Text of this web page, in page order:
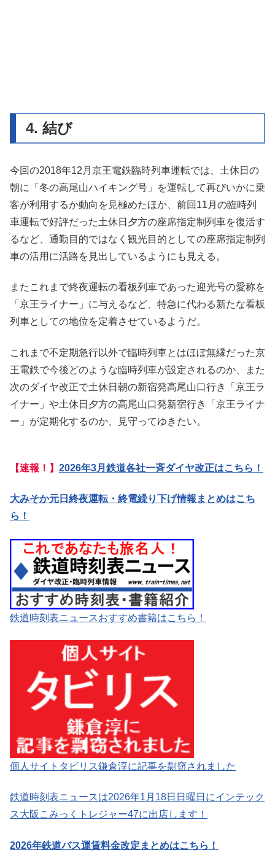
4. 結び
今回の2018年12月京王電鉄臨時列車運転では、土休日の
朝に「冬の高尾山ハイキング号」を運転して再びいかに乗
客が利用するか動向を見極めたほか、前回11月の臨時列
車運転で好評だった土休日夕方の座席指定制列車を復活す
るなど、通勤目的ではなく観光目的としての座席指定制列
車の活用に活路を見出しているようにも見える。
またこれまで終夜運転の看板列車であった迎光号の愛称を
「京王ライナー」に与えるなど、特急に代わる新たな看板
列車としての地位を定着させているようだ。
これまで不定期急行以外で臨時列車とはほぼ無縁だった京
王電鉄で今後どのような臨時列車が設定されるのか、また
次のダイヤ改正で土休日朝の新宿発高尾山口行き「京王ラ
イナー」や土休日夕方の高尾山口発新宿行き「京王ライナ
ー」が定期化するのか、見守ってゆきたい。
【速報！】 2026年3月鉄道各社一斉ダイヤ改正はこちら！
大みそか元日終夜運転・終電繰り下げ情報まとめはこち
ら！
鉄道時刻表ニュースおすすめ書籍はこちら！
個人サイトタビリス鎌倉淳に記事を剽窃されました
鉄道時刻表ニュースは2026年1月18日日曜日にインテック
ス大阪こみっくトレジャー47に出店します！
2026年鉄道バス運賃料金改定まとめはこちら！